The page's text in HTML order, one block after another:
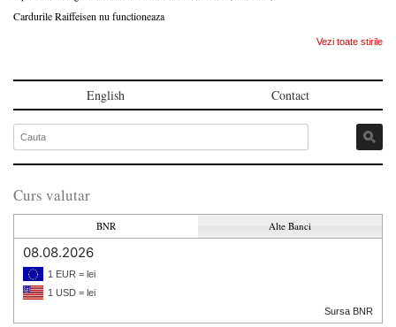
Cardurile Raiffeisen nu functioneaza
Vezi toate stirile
English Contact
Curs valutar
BNR Alte Banci
08.08.2026
1 EUR = lei
1 USD = lei
Sursa BNR